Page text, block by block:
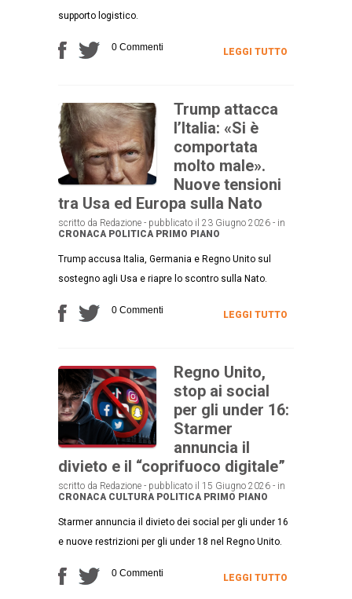
supporto logistico.
0 Commenti LEGGI TUTTO
Trump attacca
l’Italia: «Si è
comportata
molto male».
Nuove tensioni
tra Usa ed Europa sulla Nato
scritto da Redazione - pubblicato il 23 Giugno 2026 - in
CRONACA POLITICA PRIMO PIANO
Trump accusa Italia, Germania e Regno Unito sul
sostegno agli Usa e riapre lo scontro sulla Nato.
0 Commenti LEGGI TUTTO
Regno Unito,
stop ai social
per gli under 16:
Starmer
annuncia il
divieto e il “coprifuoco digitale”
scritto da Redazione - pubblicato il 15 Giugno 2026 - in
CRONACA CULTURA POLITICA PRIMO PIANO
Starmer annuncia il divieto dei social per gli under 16
e nuove restrizioni per gli under 18 nel Regno Unito.
0 Commenti LEGGI TUTTO